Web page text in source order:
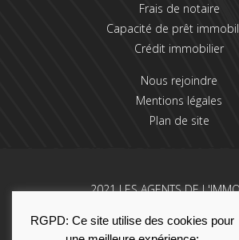
Frais de notaire
Capacité de prêt
Crédit immobilier
Nous rejoindre
Mentions légales
Plan de site
2021 LES AGENTS DE
Une réalisation La
RGPD: Ce site utilise des cookies pour